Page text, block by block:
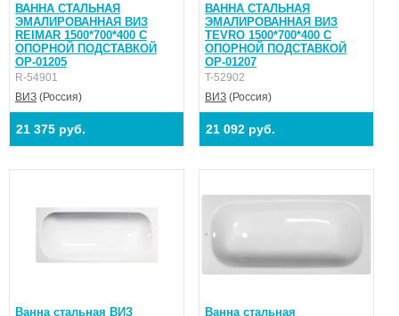
ВАННА СТАЛЬНАЯ
ЭМАЛИРОВАННАЯ ВИЗ
REIMAR 1500*700*400 С
ОПОРНОЙ ПОДСТАВКОЙ
ОР-01205
R-54901
ВИЗ (Россия)
21 375 руб.
ВАННА СТАЛЬНАЯ
ЭМАЛИРОВАННАЯ ВИЗ
TEVRO 1500*700*400 С
ОПОРНОЙ ПОДСТАВКОЙ
ОР-01207
T-52902
ВИЗ (Россия)
21 092 руб.
Ванна стальная ВИЗ Ванна стальная